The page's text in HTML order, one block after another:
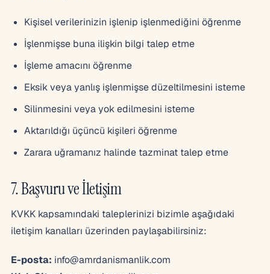
Kişisel verilerinizin işlenip işlenmediğini öğrenme
İşlenmişse buna ilişkin bilgi talep etme
İşleme amacını öğrenme
Eksik veya yanlış işlenmişse düzeltilmesini isteme
Silinmesini veya yok edilmesini isteme
Aktarıldığı üçüncü kişileri öğrenme
Zarara uğramanız halinde tazminat talep etme
7. Başvuru ve İletişim
KVKK kapsamındaki taleplerinizi bizimle aşağıdaki
iletişim kanalları üzerinden paylaşabilirsiniz:
E-posta: info@amrdanismanlik.com